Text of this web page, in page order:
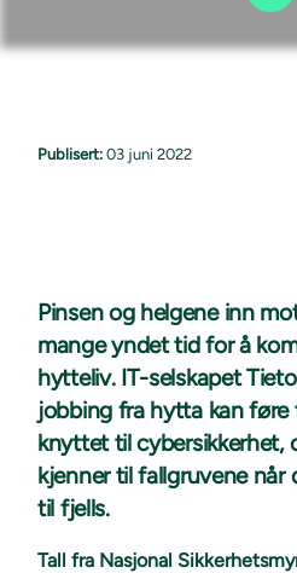
Publisert: 03 juni 2022
Pinsen og helgene inn
mange yndet tid for å
hytteliv. IT-selskapet
jobbing fra hytta kan
knyttet til cybersikkerhet,
kjenner til fallgruvene når
til fjells.
Tall fra Nasjonal